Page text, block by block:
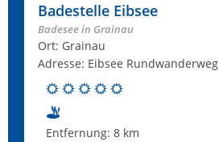
Badestelle Eibsee
Badesee in Grainau
Ort: Grainau
Adresse: Eibsee Rundwanderweg
Entfernung: 8 km